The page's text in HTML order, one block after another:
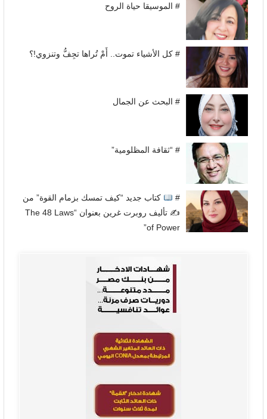
# الموسيقا حياة الروح
# كل الأشياء تموت.. أَمْ تُراها تجِفُّ وتنزوي!؟
# البحث عن الجمال
# “ثقافة المظلومية”
#
كتاب جديد “كيف تمسك بزمام القوة” من
✍
تأليف روبرت غرين بعنوان “The 48 Laws
of Power”